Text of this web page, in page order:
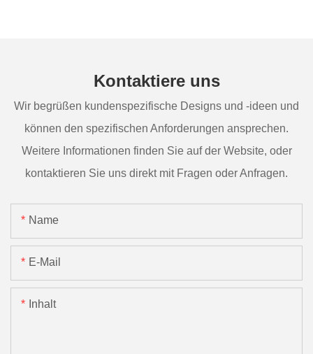
Kontaktiere uns
Wir begrüßen kundenspezifische Designs und -ideen und
können den spezifischen Anforderungen ansprechen.
Weitere Informationen finden Sie auf der Website, oder
kontaktieren Sie uns direkt mit Fragen oder Anfragen.
Name
E-Mail
Inhalt